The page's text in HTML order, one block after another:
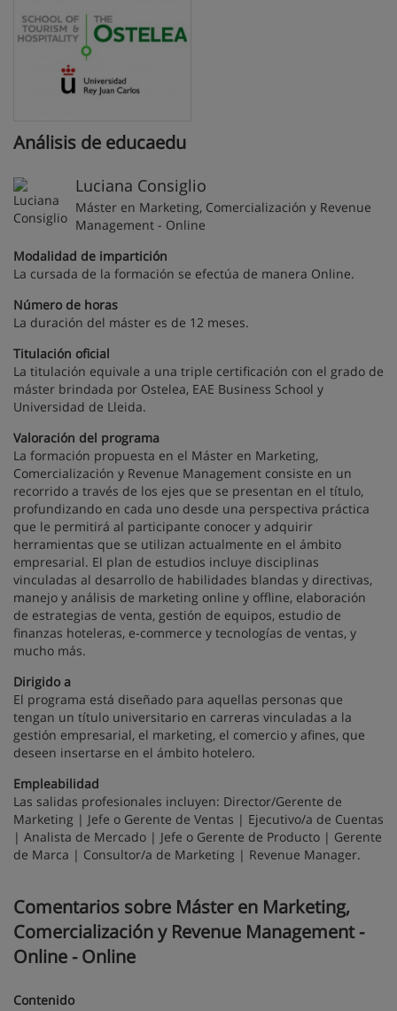
Análisis de educaedu
Luciana Consiglio
Máster en Marketing, Comercialización y Revenue
Management - Online
Modalidad de impartición
La cursada de la formación se efectúa de manera Online.
Número de horas
La duración del máster es de 12 meses.
Titulación oficial
La titulación equivale a una triple certificación con el grado de
máster brindada por Ostelea, EAE Business School y
Universidad de Lleida.
Valoración del programa
La formación propuesta en el Máster en Marketing,
Comercialización y Revenue Management consiste en un
recorrido a través de los ejes que se presentan en el título,
profundizando en cada uno desde una perspectiva práctica
que le permitirá al participante conocer y adquirir
herramientas que se utilizan actualmente en el ámbito
empresarial. El plan de estudios incluye disciplinas
vinculadas al desarrollo de habilidades blandas y directivas,
manejo y análisis de marketing online y offline, elaboración
de estrategias de venta, gestión de equipos, estudio de
finanzas hoteleras, e-commerce y tecnologías de ventas, y
mucho más.
Dirigido a
El programa está diseñado para aquellas personas que
tengan un título universitario en carreras vinculadas a la
gestión empresarial, el marketing, el comercio y afines, que
deseen insertarse en el ámbito hotelero.
Empleabilidad
Las salidas profesionales incluyen: Director/Gerente de
Marketing | Jefe o Gerente de Ventas | Ejecutivo/a de Cuentas
| Analista de Mercado | Jefe o Gerente de Producto | Gerente
de Marca | Consultor/a de Marketing | Revenue Manager.
Comentarios sobre Máster en Marketing,
Comercialización y Revenue Management -
Online - Online
Contenido